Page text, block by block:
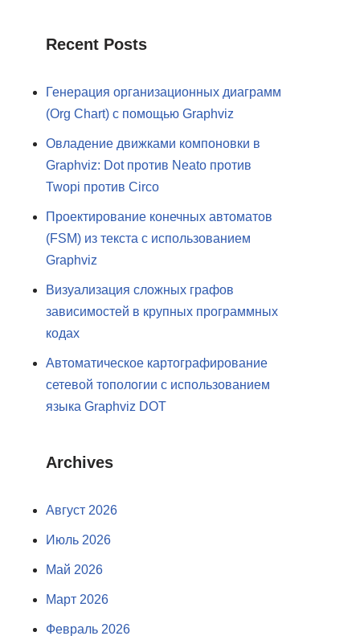
Recent Posts
Генерация организационных диаграмм
(Org Chart) с помощью Graphviz
Овладение движками компоновки в
Graphviz: Dot против Neato против
Twopi против Circo
Проектирование конечных автоматов
(FSM) из текста с использованием
Graphviz
Визуализация сложных графов
зависимостей в крупных программных
кодах
Автоматическое картографирование
сетевой топологии с использованием
языка Graphviz DOT
Archives
Август 2026
Июль 2026
Май 2026
Март 2026
Февраль 2026